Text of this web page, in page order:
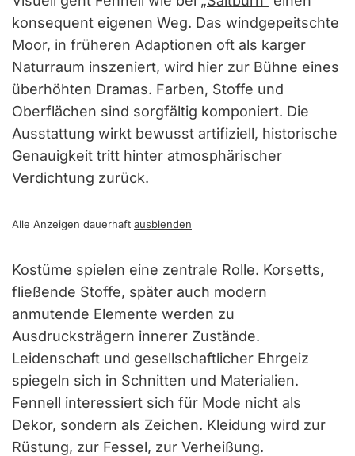
konsequent eigenen Weg. Das windgepeitschte
Moor, in früheren Adaptionen oft als karger
Naturraum inszeniert, wird hier zur Bühne eines
überhöhten Dramas. Farben, Stoffe und
Oberflächen sind sorgfältig komponiert. Die
Ausstattung wirkt bewusst artifiziell, historische
Genauigkeit tritt hinter atmosphärischer
Verdichtung zurück.
Alle Anzeigen dauerhaft ausblenden
Kostüme spielen eine zentrale Rolle. Korsetts,
fließende Stoffe, später auch modern
anmutende Elemente werden zu
Ausdrucksträgern innerer Zustände.
Leidenschaft und gesellschaftlicher Ehrgeiz
spiegeln sich in Schnitten und Materialien.
Fennell interessiert sich für Mode nicht als
Dekor, sondern als Zeichen. Kleidung wird zur
Rüstung, zur Fessel, zur Verheißung.